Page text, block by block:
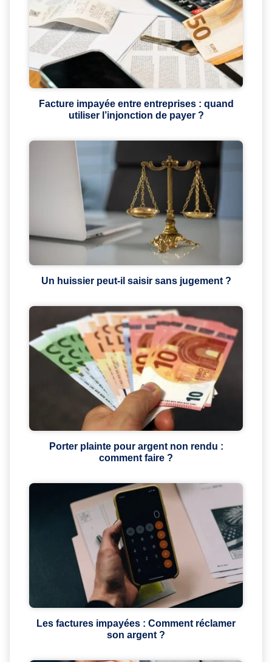
Facture impayée entre entreprises : quand
utiliser l’injonction de payer ?
Un huissier peut-il saisir sans jugement ?
Porter plainte pour argent non rendu :
comment faire ?
Les factures impayées : Comment réclamer
son argent ?